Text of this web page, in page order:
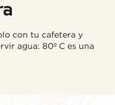
con tu cafetera y
agua: 80º C es una